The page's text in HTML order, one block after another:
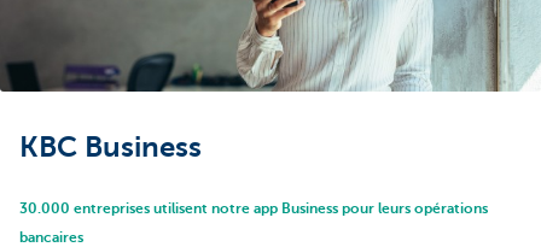
KBC Business
30.000 entreprises utilisent notre app Business pour leurs opérations
bancaires